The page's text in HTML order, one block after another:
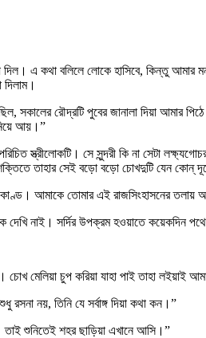
দিল। এ কথা বলিলে লোকে হাসিবে, কিন্তু
রৌদ্রটি পুবের জানালা দিয়া আমার
আয়।”
স্ত্রীলোকটি। সে সুন্দরী কি না সেটা
তাহার সেই বড়ো বড়ো চোখদুটি যেন কোন্‌
আমাকে তোমার এই রাজসিংহাসনের তলায়
নাই। সর্দির উপক্রম হওয়াতে কয়েকদিন পথে
চোখ মেলিয়া চুপ করিয়া যাহা পাই তাহা
রসনা নয়, তিনি যে সর্বাঙ্গ দিয়া কথা কন।”
তাই শুনিতেই শহর ছাড়িয়া এখানে আসি।”